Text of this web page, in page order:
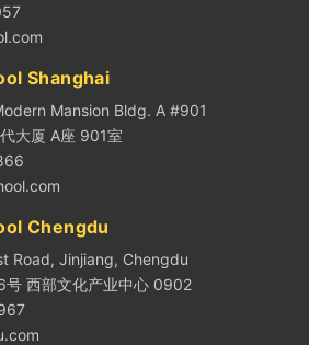
Shanghai
Mansion Bldg. A #901
大厦 A座 901室
Chengdu
Road, Jinjiang, Chengdu
号 西部文化产业中心 0902